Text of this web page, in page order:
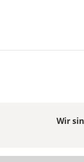
Wir